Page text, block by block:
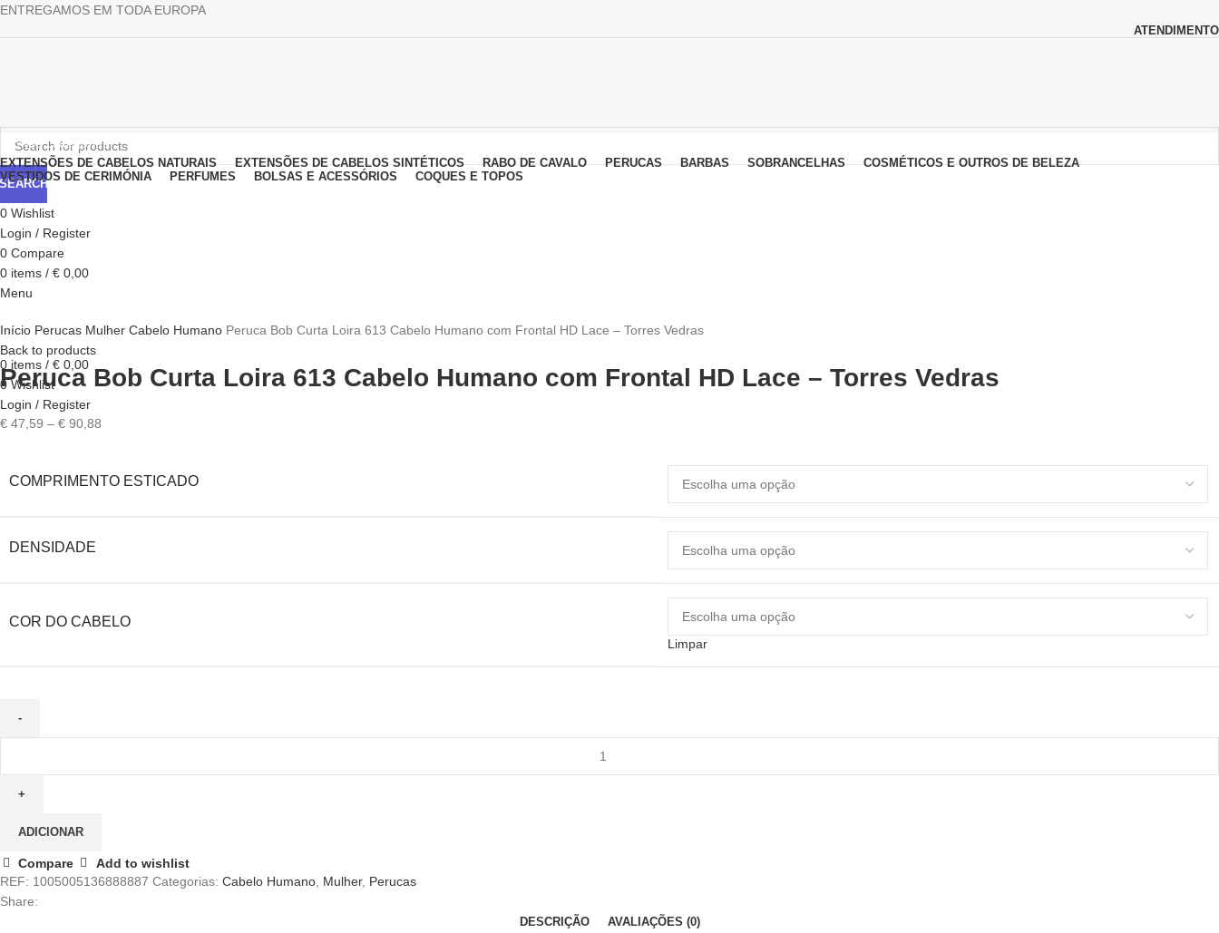
ENTREGAMOS EM TODA EUROPA
ATENDIMENTO
SEARCH
0 Wishlist
Login / Register
0 Compare
0 items / € 0,00
Menu
0 items / € 0,00
0Wishlist
Login / Register
Browse Categories
EXTENSÕES DE CABELOS NATURAIS EXTENSÕES DE CABELOS SINTÉTICOS RABO DE CAVALO PERUCAS BARBAS SOBRANCELHAS
COSMÉTICOS E OUTROS DE BELEZA
VESTIDOS DE CERIMÓNIA
PERFUMES BOLSAS E ACESSÓRIOS COQUES E TOPOS
Início Perucas Mulher Cabelo Humano Peruca Bob Curta Loira 613 Cabelo Humano com Frontal HD Lace – Torres Vedras
Back to products
Peruca Bob Curta Loira 613 Cabelo Humano com Frontal HD Lace – Torres Vedras
€ 47,59 – € 90,88
through
COMPRIMENTO ESTICADO
DENSIDADE
COR DO CABELO
Limpar
Curta
613
Cabelo
Humano
ADICIONAR
Compare
Add to wishlist
REF: 1005005136888887 Categorias: Cabelo Humano, Mulher, Perucas
Share:
DESCRIÇÃO AVALIAÇÕES (0)